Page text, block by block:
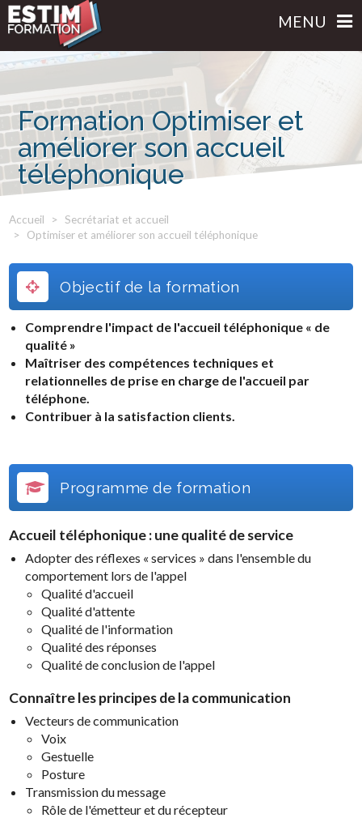
MENU
Formation Optimiser et
améliorer son accueil
téléphonique
Accueil
Secrétariat et accueil
Optimiser et améliorer son accueil téléphonique
Objectif de la formation
Comprendre l'impact de l'accueil téléphonique « de
qualité »
Maîtriser des compétences techniques et
relationnelles de prise en charge de l'accueil par
téléphone.
Contribuer à la satisfaction clients.
Programme de formation
Accueil téléphonique : une qualité de service
Adopter des réflexes « services » dans l'ensemble du
comportement lors de l'appel
Qualité d'accueil
Qualité d'attente
Qualité de l'information
Qualité des réponses
Qualité de conclusion de l'appel
Connaître les principes de la communication
Vecteurs de communication
Voix
Gestuelle
Posture
Transmission du message
Rôle de l'émetteur et du récepteur